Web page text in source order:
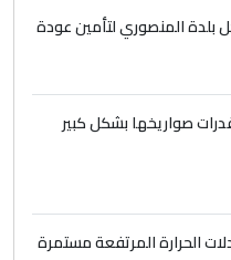
صدام حسين سل
كلام
الحقيقي للإنسان
...
الأرض.. بلاد
بلدة المنصوري لتأمين عودة
صواريخها بشكل كبير
الحرارة المرتفعة مستمرة